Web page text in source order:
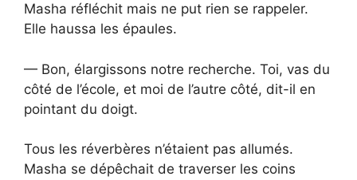
Masha réfléchit mais ne put rien se rappeler.
Elle haussa les épaules.
— Bon, élargissons notre recherche. Toi, vas du
côté de l’école, et moi de l’autre côté, dit-il en
pointant du doigt.
Tous les réverbères n’étaient pas allumés.
Masha se dépêchait de traverser les coins